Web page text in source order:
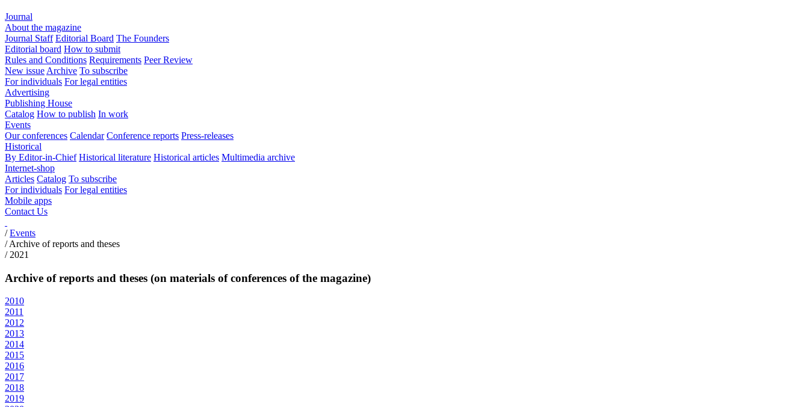
Journal
About the magazine
Journal Staff Editorial Board The Founders
Editorial board How to submit
Rules and Conditions Requirements Peer Review
New issue Archive To subscribe
For individuals For legal entities
Advertising
Publishing House
Catalog How to publish In work
Events
Our conferences Calendar Conference reports Press-releases
Historical
By Editor-in-Chief Historical literature Historical articles Multimedia archive
Internet-shop
Articles Catalog To subscribe
For individuals For legal entities
Mobile apps
Contact Us
/Events
/Archive of reports and theses
/ 2021
Archive of reports and theses (on materials of conferences of the magazine)
2010
2011
2012
2013
2014
2015
2016
2017
2018
2019